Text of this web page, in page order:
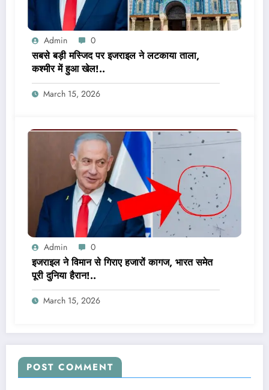
Admin 0
सबसे बड़ी मस्जिद पर इजराइल ने लटकाया ताला,
कश्मीर में हुआ खेल!..
March 15, 2026
Admin 0
इजराइल ने विमान से गिराए हजारों कागज, भारत समेत
पूरी दुनिया हैरान!..
March 15, 2026
POST COMMENT